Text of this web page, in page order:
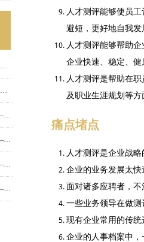
人才测评能够使员
避短，更好地自我发
人才测评能够帮助
企业快速、稳定、健
人才测评是帮助在
及职业生涯规划等
痛点堵点
人才测评是企业战
企业的业务发展太
面对诸多应聘者，
一些业务领导在做
现有企业常用的传
企业的人事档案中
从医生职业发展透视个人职业生涯发展规划
瑞幸造假只是风控悲剧史上的又一个雷同故事
“三型两网”战略下的HR三支柱建设 ——（四）共享服务中心建设
“三型两网”战略下的HR三支柱建设 ——（三）业务合作伙伴建设
“三型两网”战略下的HR三支柱建设 ——（二）HR专家中心建设
“三型两网”战略下的HR三支柱建设 ——（一）人力资源部门组织功能定位